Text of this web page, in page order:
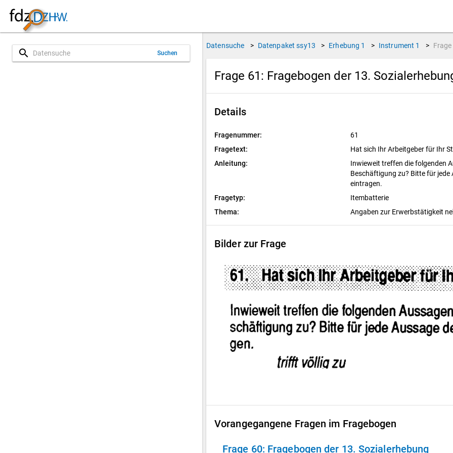
search Suchen
Datensuche > Datenpaket ssy13 > Erhebung 1 > Instrument 1 > Frage
Frage 61: Fragebogen der 13.
Details
Fragenummer:
61
Fragetext:
Hat sich Ihr Arbeitgeber für Ihr
Anleitung:
Inwieweit treffen die folgenden
Beschäftigung zu? Bitte für
eintragen.
Fragetyp:
Itembatterie
Thema:
Angaben zur Erwerbstätigkeit
Bilder zur Frage
Vorangegangene Fragen im Fragebogen
Frage 60: Fragebogen der 13. Sozialerhebung